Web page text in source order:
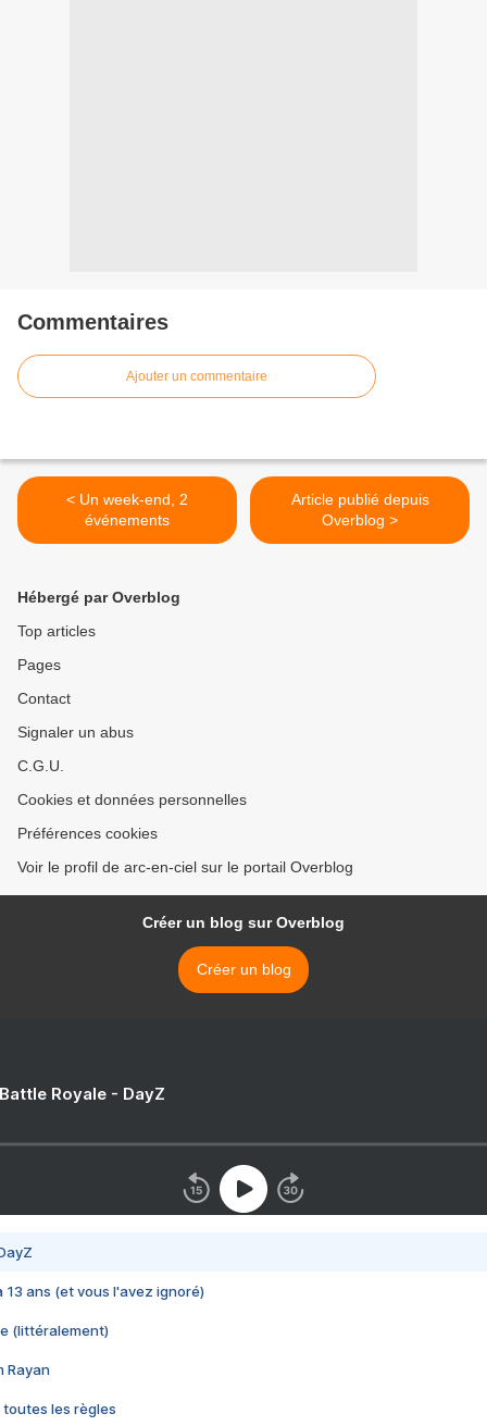
Commentaires
Ajouter un commentaire
< Un week-end, 2
événements
Article publié depuis
Overblog >
Hébergé par Overblog
Top articles
Pages
Contact
Signaler un abus
C.G.U.
Cookies et données personnelles
Préférences cookies
Voir le profil de arc-en-ciel sur le portail Overblog
Créer un blog sur Overblog
Créer un blog
Royale - DayZ
13 ans (et vous l'avez ignoré)
(littéralement)
Rayan
toutes les règles